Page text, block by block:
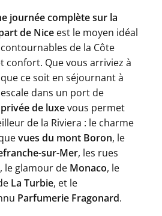
journée complète sur la
de Nice est le moyen idéal
de la Côte
confort. Que vous arriviez à
ce soit en séjournant à
dans un port de
de luxevous permet
de la Riviera : le charme
vues du mont Boron, le
sur-Mer, les rues
, le glamour de Monaco, le
La Turbie, et le
Parfumerie Fragonard.